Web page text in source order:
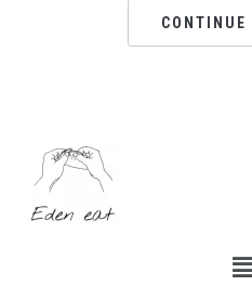
CONTINUE